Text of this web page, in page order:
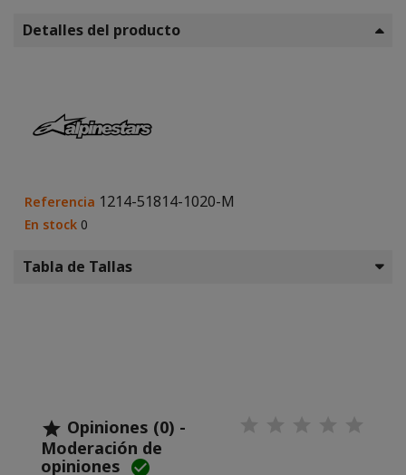
Detalles del producto
Referencia 1214-51814-1020-M
En stock 0
Tabla de Tallas
 Opiniones (0) -
Moderación de
opiniones 